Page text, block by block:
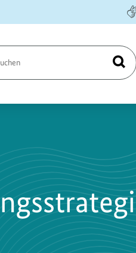
Suchen